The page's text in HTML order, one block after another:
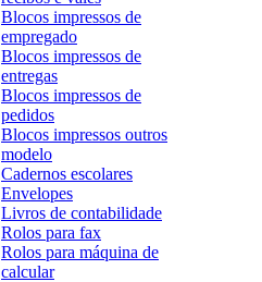
Blocos impressos de
empregado
Blocos impressos de
entregas
Blocos impressos de
pedidos
Blocos impressos outros
modelo
Cadernos escolares
Envelopes
Livros de contabilidade
Rolos para fax
Rolos para máquina de
calcular